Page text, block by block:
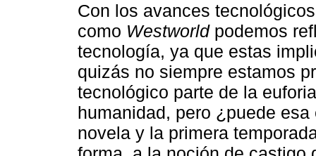
Con los avances
como Westworldpodemos
tecnología, ya que estas
quizás no siempre estamos
tecnológico parte de la
humanidad, pero ¿puede
novela y la primera